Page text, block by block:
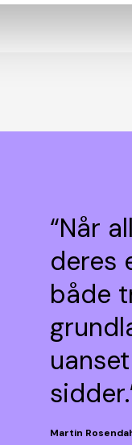
“Når
deres
både
Martin